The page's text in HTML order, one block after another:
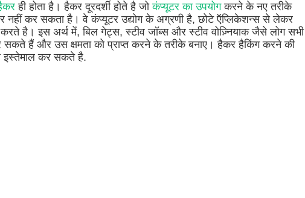
ही होता है। हैकर दूरदर्शी होते है जोकंप्यूटर का उपयोगकरने के नए तरीके
नहीं कर सकता है। वे कंप्यूटर उद्योग के अग्रणी है, छोटे ऍप्लिकेशन्स से लेकर
है। इस अर्थ में, बिल गेट्स, स्टीव जॉब्स और स्टीव वोज़्नियाक जैसे लोग सभी
हैं और उस क्षमता को प्राप्त करने के तरीके बनाए। हैकर हैकिंग करने की
इस्तेमाल कर सकते है.